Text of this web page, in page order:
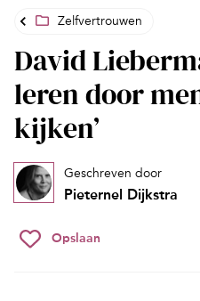
Zelfvertrouwen
David
leren door
kijken’
Geschreven door
Pieternel Dijkstra
Opslaan